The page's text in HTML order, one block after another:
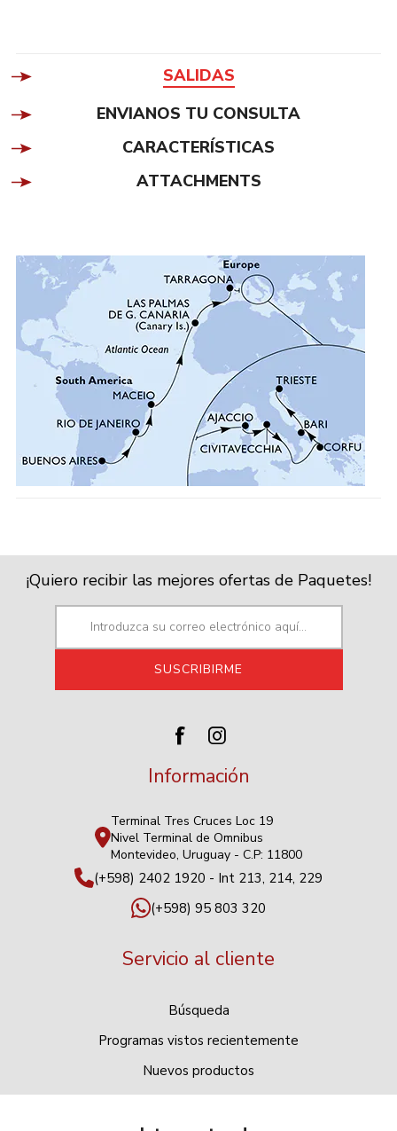
SALIDAS
ENVIANOS TU CONSULTA
CARACTERÍSTICAS
ATTACHMENTS
¡Quiero recibir las mejores ofertas de Paquetes!
Información
Terminal Tres Cruces Loc 19
Nivel Terminal de Omnibus
Montevideo, Uruguay - C.P: 11800
(+598) 2402 1920 - Int 213, 214, 229
(+598) 95 803 320
Servicio al cliente
Búsqueda
Programas vistos recientemente
Nuevos productos